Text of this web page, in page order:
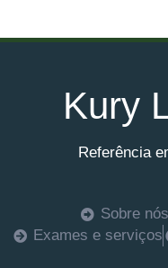
Kury
Referência
Sobre nós
Exames e serviços